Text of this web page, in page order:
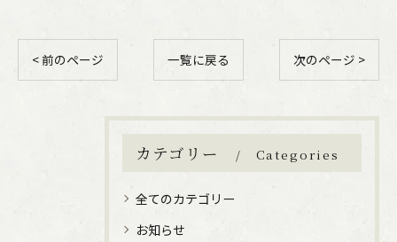
< 前のページ 一覧に戻る 次のページ >
カテゴリー Categories
全てのカテゴリー
お知らせ